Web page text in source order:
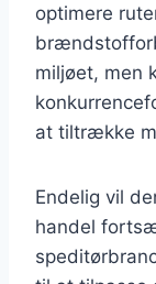
optimere
miljøet, men
at tiltrække
Endelig vil
handel